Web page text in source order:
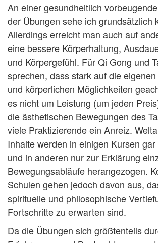
An einer gesundheitlich
der Übungen sehe ich grundsätzlich
Allerdings erreicht man auch auf
eine bessere Körperhaltung,
und Körpergefühl. Für Qi Gong und
sprechen, dass stark auf die
und körperlichen Möglichkeiten
es nicht um Leistung (um jeden
die ästhetischen Bewegungen des
viele Praktizierende ein Anreiz.
Inhalte werden in einigen Kursen
und in anderen nur zur Erklärung
Bewegungsabläufe herangezogen.
Schulen gehen jedoch davon aus,
spirituelle und philosophische
Fortschritte zu erwarten sind.
Da die Übungen sich größtenteils